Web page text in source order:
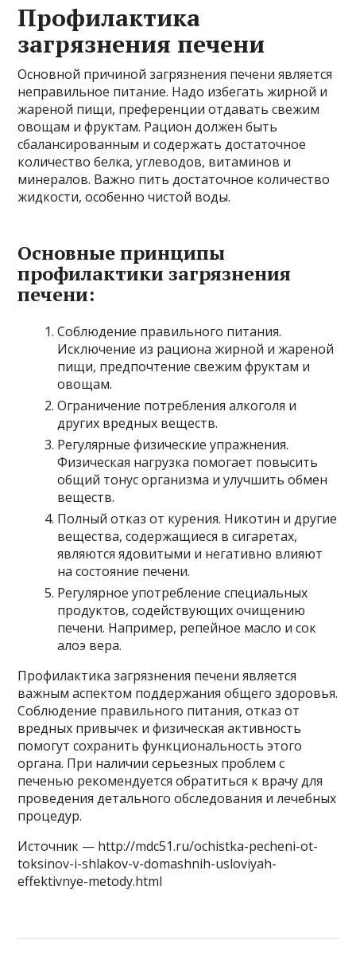
Профилактика
загрязнения печени
Основной причиной загрязнения печени является
неправильное питание. Надо избегать жирной и
жареной пищи, преференции отдавать свежим
овощам и фруктам. Рацион должен быть
сбалансированным и содержать достаточное
количество белка, углеводов, витаминов и
минералов. Важно пить достаточное количество
жидкости, особенно чистой воды.
Основные принципы
профилактики загрязнения
печени:
Соблюдение правильного питания.
Исключение из рациона жирной и жареной
пищи, предпочтение свежим фруктам и
овощам.
Ограничение потребления алкоголя и
других вредных веществ.
Регулярные физические упражнения.
Физическая нагрузка помогает повысить
общий тонус организма и улучшить обмен
веществ.
Полный отказ от курения. Никотин и другие
вещества, содержащиеся в сигаретах,
являются ядовитыми и негативно влияют
на состояние печени.
Регулярное употребление специальных
продуктов, содействующих очищению
печени. Например, репейное масло и сок
алоэ вера.
Профилактика загрязнения печени является
важным аспектом поддержания общего здоровья.
Соблюдение правильного питания, отказ от
вредных привычек и физическая активность
помогут сохранить функциональность этого
органа. При наличии серьезных проблем с
печенью рекомендуется обратиться к врачу для
проведения детального обследования и лечебных
процедур.
Источник — http://mdc51.ru/ochistka-pecheni-ot-
toksinov-i-shlakov-v-domashnih-usloviyah-
effektivnye-metody.html